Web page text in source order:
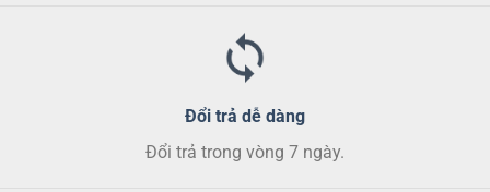
Đổi trả dễ dàng
Đổi trả trong vòng 7 ngày.